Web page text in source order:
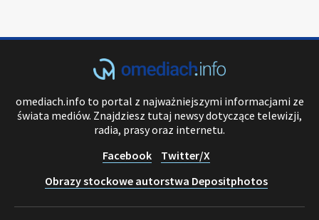
omediach.info to portal z najważniejszymi informacjami ze
świata mediów. Znajdziesz tutaj newsy dotyczące telewizji,
radia, prasy oraz internetu.
Facebook
Twitter/X
Obrazy stockowe autorstwa Depositphotos